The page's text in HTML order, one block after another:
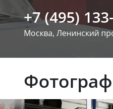
+7 (495)
Москва, Ленинский